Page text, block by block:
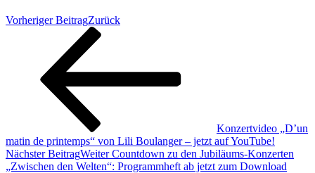
Vorheriger BeitragZurück
Konzertvideo „D’un
matin de printemps“ von Lili Boulanger – jetzt auf YouTube!
Nächster BeitragWeiter Countdown zu den Jubiläums-Konzerten
„Zwischen den Welten“: Programmheft ab jetzt zum Download